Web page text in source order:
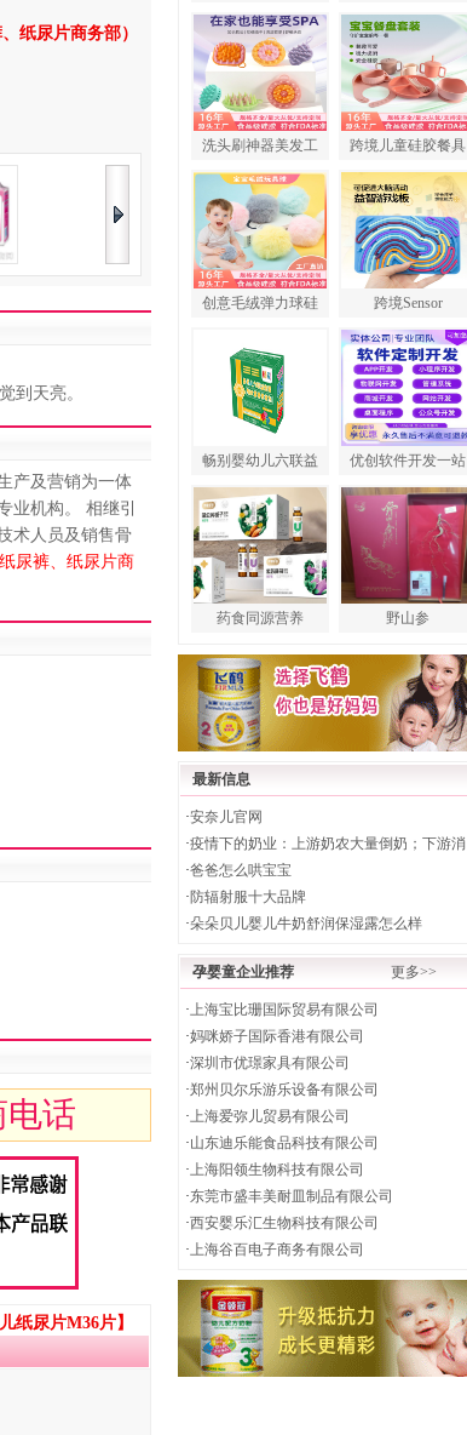
纸尿片商务部）
到天亮。
产及营销为一体
业机构。 相继引
术人员及销售骨
尿裤、纸尿片商
话
纸尿片M36片】
洗头刷神器美发工 跨境儿童硅胶餐具
创意毛绒弹力球硅 跨境Sensor
畅别婴幼儿六联益 优创软件开发一站
药食同源营养 野山参
最新信息
·安奈儿官网
·疫情下的奶业：上游奶农大量倒奶；下游消
·爸爸怎么哄宝宝
· 防辐射服十大品牌
·朵朵贝儿婴儿牛奶舒润保湿露怎么样
孕婴童企业推荐 更多>>
·上海宝比珊国际贸易有限公司
·妈咪娇子国际香港有限公司
·深圳市优璟家具有限公司
·郑州贝尔乐游乐设备有限公司
·上海爱弥儿贸易有限公司
·山东迪乐能食品科技有限公司
·上海阳领生物科技有限公司
·东莞市盛丰美耐皿制品有限公司
·西安婴乐汇生物科技有限公司
·上海谷百电子商务有限公司